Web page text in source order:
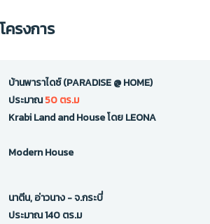
ครงการ
บ้านพาราไดซ์ (PARADISE @ HOME)
ประมาณ50 ตร.ม
Krabi Land and House โดย LEONA
Modern House
นาตีน, อ่าวนาง - จ.กระบี่
ประมาณ 140 ตร.ม